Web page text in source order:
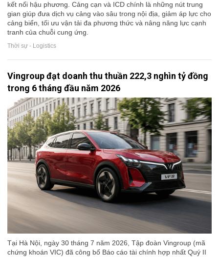
kết nối hậu phương. Cảng cạn và ICD chính là những nút trung
gian giúp đưa dịch vụ cảng vào sâu trong nội địa, giảm áp lực cho
cảng biển, tối ưu vận tải đa phương thức và nâng năng lực cạnh
tranh của chuỗi cung ứng.
Thời sự - Logistics
Vingroup đạt doanh thu thuần 222,3 nghìn tỷ đồng
trong 6 tháng đầu năm 2026
Tại Hà Nội, ngày 30 tháng 7 năm 2026, Tập đoàn Vingroup (mã
chứng khoán VIC) đã công bố Báo cáo tài chính hợp nhất Quý II